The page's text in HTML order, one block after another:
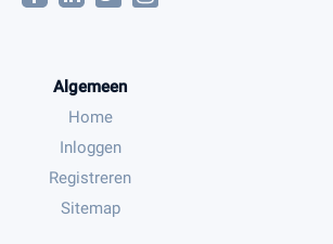
Algemeen
Home
Inloggen
Registreren
Sitemap